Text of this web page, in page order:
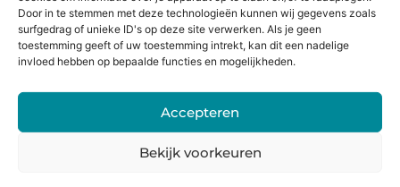
Door in te stemmen met deze technologieën kunnen wij gegevens zoals
surfgedrag of unieke ID's op deze site verwerken. Als je geen
toestemming geeft of uw toestemming intrekt, kan dit een nadelige
invloed hebben op bepaalde functies en mogelijkheden.
Accepteren
Bekijk voorkeuren
Maandag:
11:00 - 18:00
Dinsdag:
09:00 - 18:00
Vrijdag:
09:00 - 18:00